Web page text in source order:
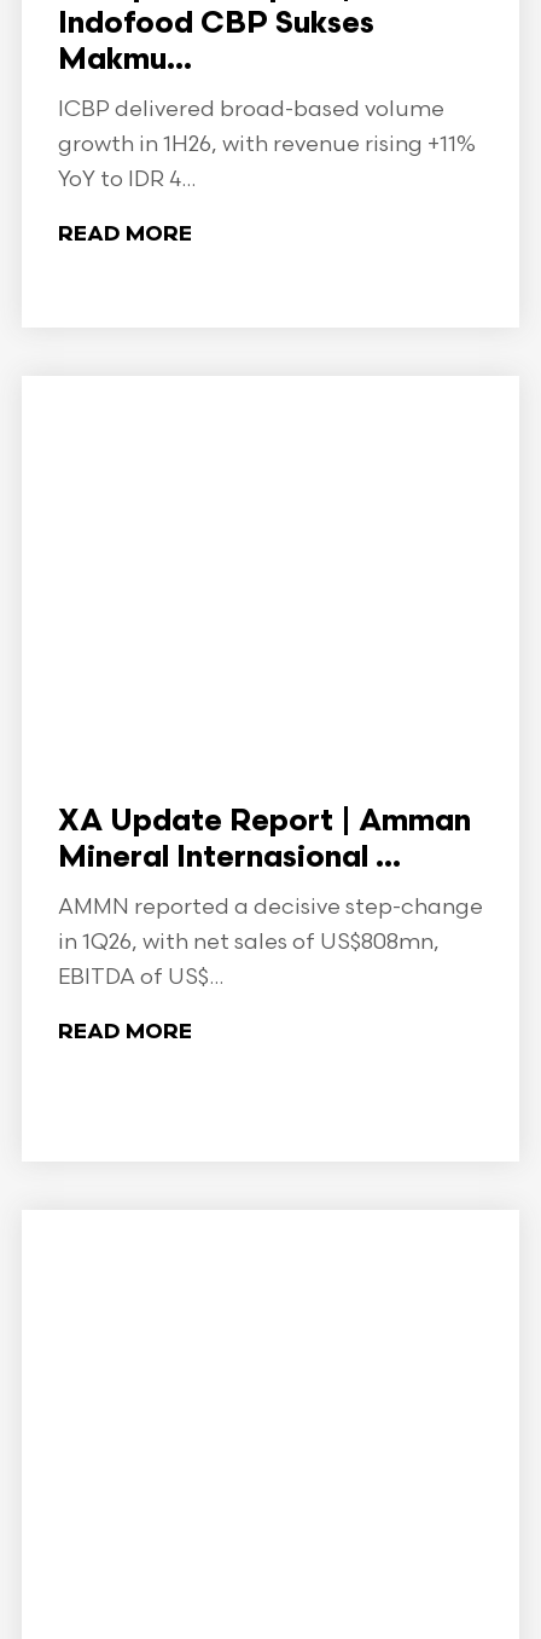
Indofood CBP Sukses
Makmu...
ICBP delivered broad-based volume
growth in 1H26, with revenue rising +11%
YoY to IDR 4...
READ MORE
XA Update Report | Amman
Mineral Internasional ...
AMMN reported a decisive step-change
in 1Q26, with net sales of US$808mn,
EBITDA of US$...
READ MORE